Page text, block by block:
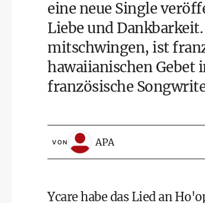
eine neue Single
Liebe und
mitschwingen, ist
hawaiianischen Gebet
französische
VON APA
Ycare habe das Lied an